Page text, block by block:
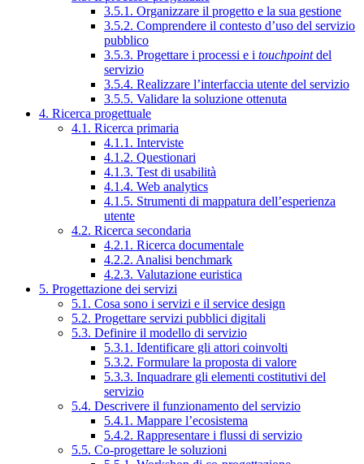
3.5.1. Organizzare il progetto e la sua gestione
3.5.2. Comprendere il contesto d’uso del servizio
pubblico
3.5.3. Progettare i processi e i touchpointdel
servizio
3.5.4. Realizzare l’interfaccia utente del servizio
3.5.5. Validare la soluzione ottenuta
4. Ricerca progettuale
4.1. Ricerca primaria
4.1.1. Interviste
4.1.2. Questionari
4.1.3. Test di usabilità
4.1.4. Web analytics
4.1.5. Strumenti di mappatura dell’esperienza
utente
4.2. Ricerca secondaria
4.2.1. Ricerca documentale
4.2.2. Analisi benchmark
4.2.3. Valutazione euristica
5. Progettazione dei servizi
5.1. Cosa sono i servizi e il service design
5.2. Progettare servizi pubblici digitali
5.3. Definire il modello di servizio
5.3.1. Identificare gli attori coinvolti
5.3.2. Formulare la proposta di valore
5.3.3. Inquadrare gli elementi costitutivi del
servizio
5.4. Descrivere il funzionamento del servizio
5.4.1. Mappare l’ecosistema
5.4.2. Rappresentare i flussi di servizio
5.5. Co-progettare le soluzioni